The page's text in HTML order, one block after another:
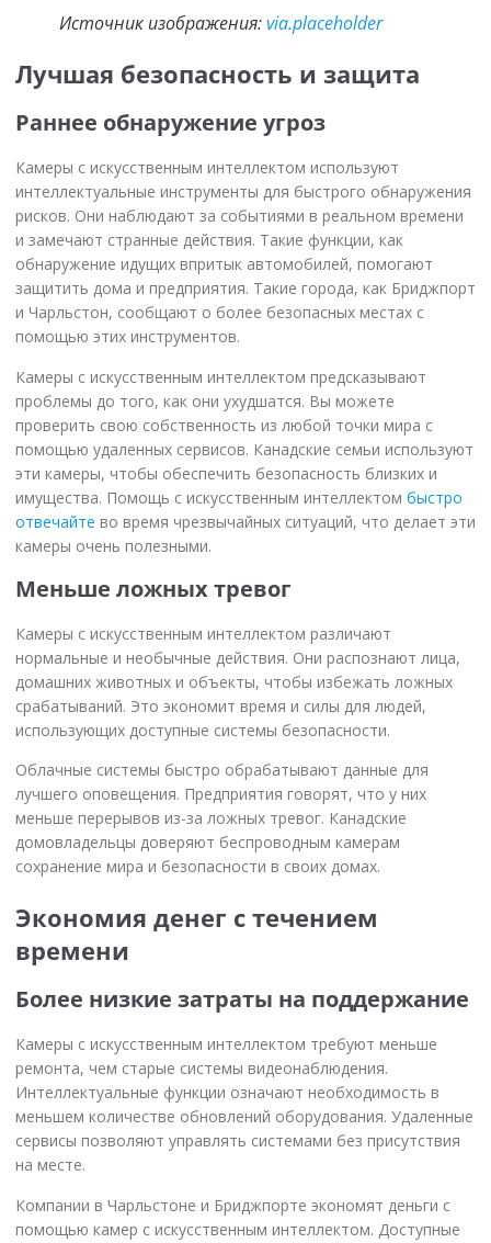
Источник изображения:via.placeholder
Лучшая безопасность и защита
Раннее обнаружение угроз
Камеры с искусственным интеллектом используют
интеллектуальные инструменты для быстрого обнаружения
рисков. Они наблюдают за событиями в реальном времени
и замечают странные действия. Такие функции, как
обнаружение идущих впритык автомобилей, помогают
защитить дома и предприятия. Такие города, как Бриджпорт
и Чарльстон, сообщают о более безопасных местах с
помощью этих инструментов.
Камеры с искусственным интеллектом предсказывают
проблемы до того, как они ухудшатся. Вы можете
проверить свою собственность из любой точки мира с
помощью удаленных сервисов. Канадские семьи используют
эти камеры, чтобы обеспечить безопасность близких и
имущества. Помощь с искусственным интеллектом быстро
отвечайте во время чрезвычайных ситуаций, что делает эти
камеры очень полезными.
Меньше ложных тревог
Камеры с искусственным интеллектом различают
нормальные и необычные действия. Они распознают лица,
домашних животных и объекты, чтобы избежать ложных
срабатываний. Это экономит время и силы для людей,
использующих доступные системы безопасности.
Облачные системы быстро обрабатывают данные для
лучшего оповещения. Предприятия говорят, что у них
меньше перерывов из-за ложных тревог. Канадские
домовладельцы доверяют беспроводным камерам
сохранение мира и безопасности в своих домах.
Экономия денег с течением
времени
Более низкие затраты на поддержание
Камеры с искусственным интеллектом требуют меньше
ремонта, чем старые системы видеонаблюдения.
Интеллектуальные функции означают необходимость в
меньшем количестве обновлений оборудования. Удаленные
сервисы позволяют управлять системами без присутствия
на месте.
Компании в Чарльстоне и Бриджпорте экономят деньги с
помощью камер с искусственным интеллектом. Доступные